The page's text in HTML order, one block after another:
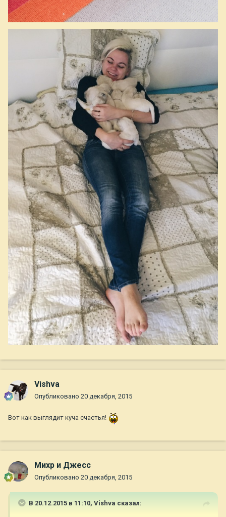
Vishva
Опубликовано 20 декабря, 2015
Вот как выглядит куча счастья!
Михр и Джесс
Опубликовано 20 декабря, 2015
В 20.12.2015 в 11:10, Vishva сказал: